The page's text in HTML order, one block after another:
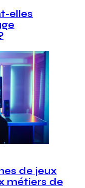
elles
de jeux
métiers de